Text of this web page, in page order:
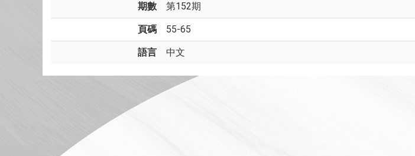
期數 第152期
頁碼 55-65
語言 中文